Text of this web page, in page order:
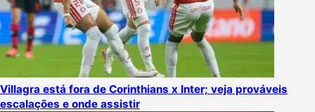
Villagra está fora de Corinthians x Inter; veja prováveis
escalações e onde assistir